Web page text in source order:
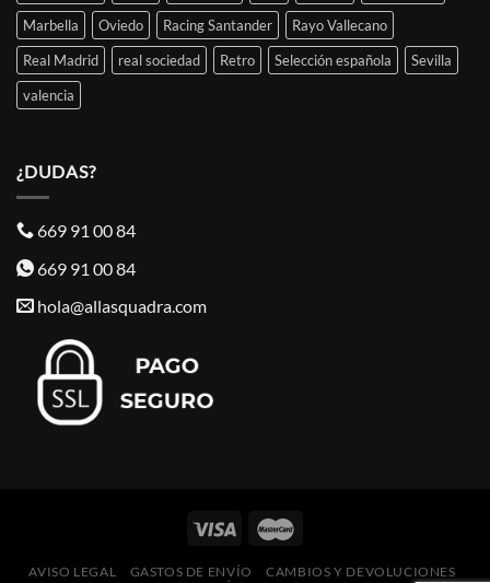
Marbella
Oviedo Racing Santander
Rayo Vallecano
Real Madrid
real sociedad Retro Selección española
Sevilla
valencia
¿DUDAS?
669 91 00 84
669 91 00 84
hola@allasquadra.com
AVISO LEGAL GASTOS DE ENVÍO
CAMBIOS Y DEVOLUCIONES